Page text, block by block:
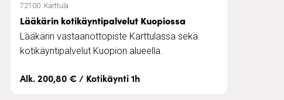
72100 .Karttula
Lääkärin kotikäyntipalvelut Kuopiossa
Lääkärin vastaanottopiste Karttulassa sekä
kotikäyntipalvelut Kuopion alueella.
Alk. 200,80 € / Kotikäynti 1h